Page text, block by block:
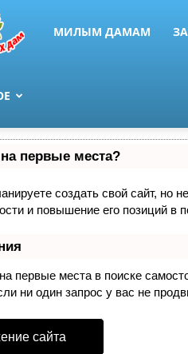
МИЛЫМ ДАМАМ
первые места?
создать свой сайт, но
и повышение его позиций в
первые места в поиске
ни один запрос у вас не
сайта